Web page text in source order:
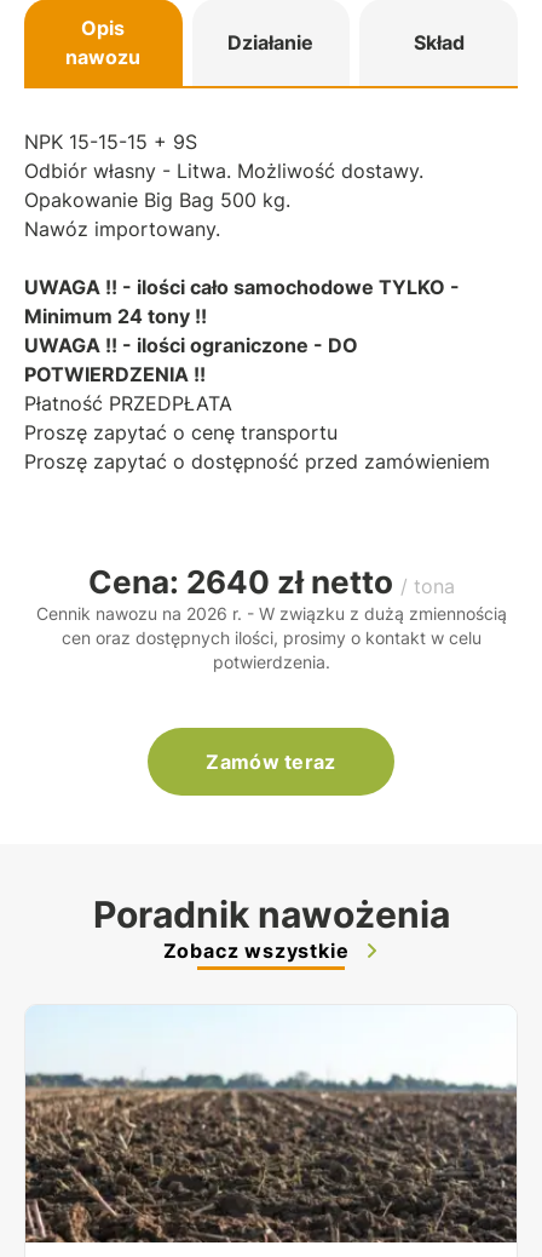
Opis
nawozu
Działanie Skład
NPK 15-15-15 + 9S
Odbiór własny - Litwa. Możliwość dostawy.
Opakowanie Big Bag 500 kg.
Nawóz importowany.
UWAGA !! - ilości cało samochodowe TYLKO -
Minimum 24 tony !!
UWAGA !! - ilości ograniczone - DO
POTWIERDZENIA !!
Płatność PRZEDPŁATA
Proszę zapytać o cenę transportu
Proszę zapytać o dostępność przed zamówieniem
Cena: 2640 zł netto / tona
Cennik nawozu na 2026 r. - W związku z dużą zmiennością
cen oraz dostępnych ilości, prosimy o kontakt w celu
potwierdzenia.
Zamów teraz
Poradnik nawożenia
Zobacz wszystkie